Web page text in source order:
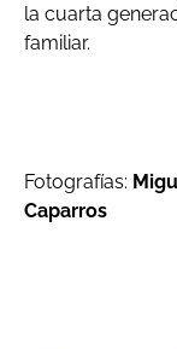
la cuarta
familiar.
Fotografías:
Caparros